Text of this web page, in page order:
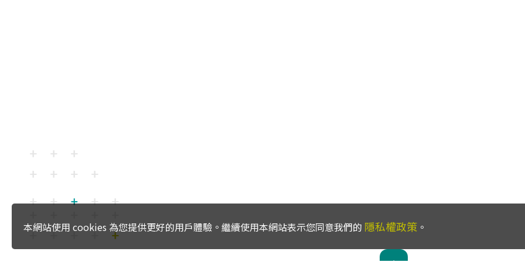
本網站使用 cookies 為您提供更好的用戶體驗。繼續使用本網站表示您同意我們的 隱私權政策 。